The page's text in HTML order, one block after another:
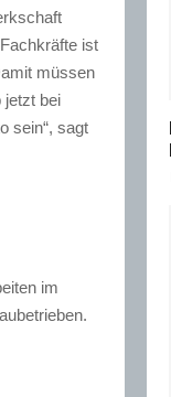
ist
müssen
jetzt bei
sein“, sagt
im